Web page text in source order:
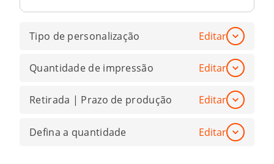
Tipo de personalização Editar
Quantidade de impressão Editar
Retirada | Prazo de produção Editar
Defina a quantidade Editar